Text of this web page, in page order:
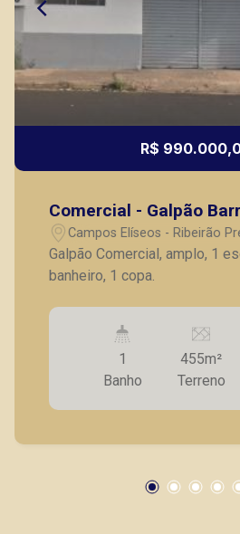
R$
Comercial
Campos Elíseos - Ribeirão
Galpão Comercial, amplo, 1
banheiro, 1 copa.
1
Banho
455m²
Terreno